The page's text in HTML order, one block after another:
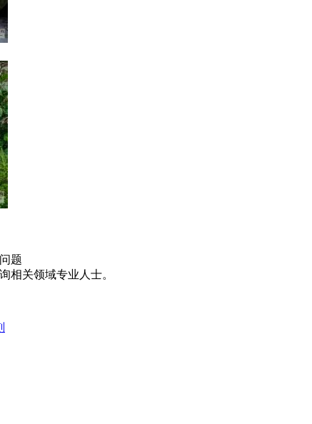
题
相关领域专业人士。